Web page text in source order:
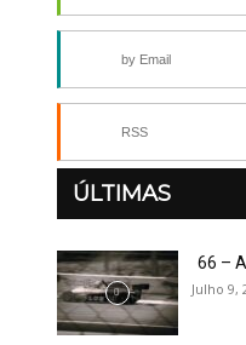
by Email
RSS
ÚLTIMAS
66 –
Julho 9,